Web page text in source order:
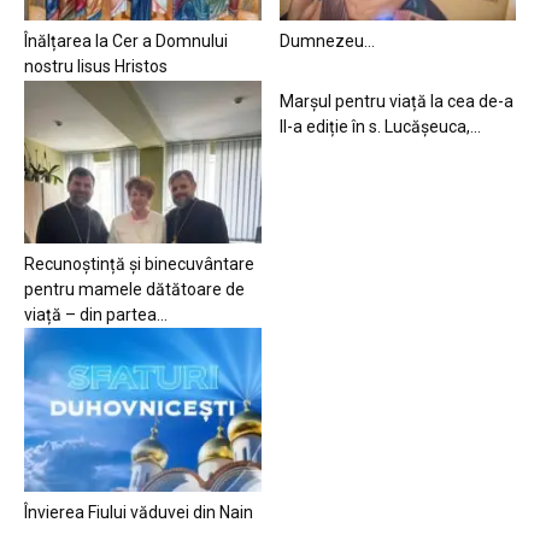
Înălțarea la Cer a Domnului
nostru Iisus Hristos
Dumnezeu…
Recunoștință și binecuvântare
pentru mamele dătătoare de
viață – din partea...
Marșul pentru viață la cea de-a
II-a ediție în s. Lucășeuca,...
Învierea Fiului văduvei din Nain